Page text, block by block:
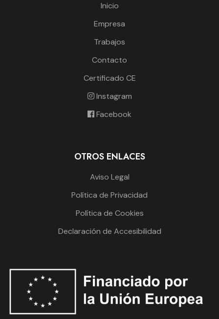
Inicio
Empresa
Trabajos
Contacto
Certificado CE
Instagram
Facebook
OTROS ENLACES
Aviso Legal
Política de Privacidad
Política de Cookies
Declaración de Accesibilidad